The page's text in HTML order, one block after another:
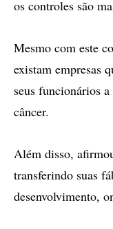
os controles são
Mesmo com este
existam empresas
seus funcionários
câncer.
Além disso,
transferindo suas
desenvolvimento,